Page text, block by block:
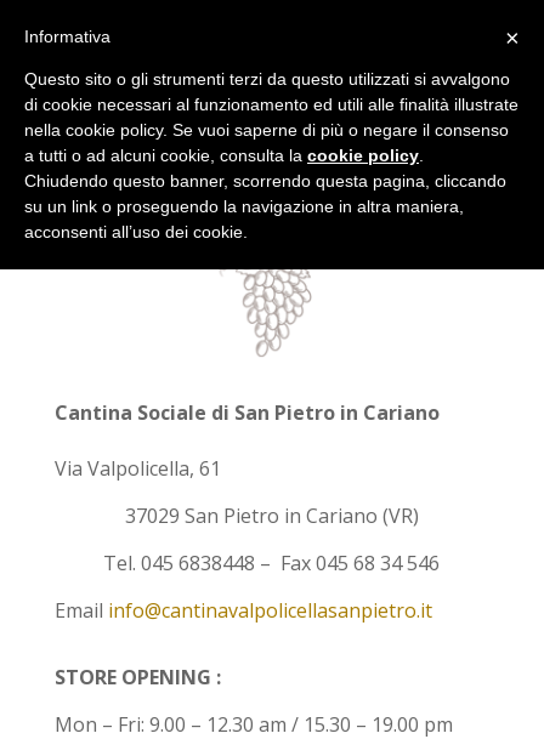
Cantina Sociale di San Pietro in Cariano
Via Valpolicella, 61
37029 San Pietro in Cariano (VR)
Tel. 045 6838448 – Fax 045 68 34 546
Email info@cantinavalpolicellasanpietro.it
STORE OPENING :
Mon – Fri: 9.00 – 12.30 am / 15.30 – 19.00 pm
×
Informativa
Questo sito o gli strumenti terzi da questo utilizzati si avvalgono
di cookie necessari al funzionamento ed utili alle finalità illustrate
nella cookie policy. Se vuoi saperne di più o negare il consenso
a tutti o ad alcuni cookie, consulta la cookie policy
Chiudendo questo banner, scorrendo questa pagina, cliccando
su un link o proseguendo la navigazione in altra maniera,
acconsenti all’uso dei cookie.